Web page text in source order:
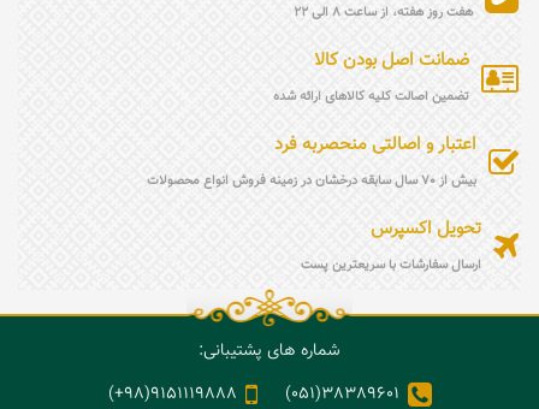
هفت روز هفته، از ساعت 8 الی 22
ضمانت اصل بودن کالا
تضمین اصالت کلیه کالاهای ارائه شده
اعتبار و اصالتی منحصربه فرد
بیش از 70 سال سابقه درخشان در زمینه فروش انواع محصولات
تحویل اکسپرس
ارسال سفارشات با سریعترین پست
شماره های پشتیبانی:
38389601(051)
9151119888(98+)